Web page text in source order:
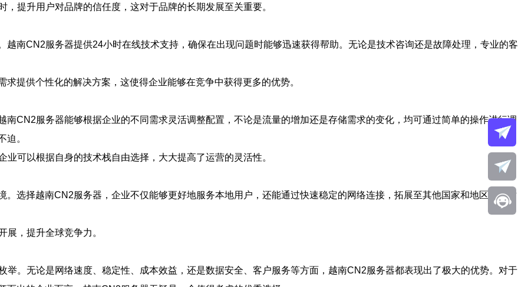
提升用户对品牌的信任度，这对于品牌的长期发展至关重要。
南CN2服务器提供24小时在线技术支持，确保在出现问题时能够迅速获得帮助。无论是技术咨询还是故障处理，专业的客
提供个性化的解决方案，这使得企业能够在竞争中获得更多的优势。
CN2服务器能够根据企业的不同需求灵活调整配置，不论是流量的增加还是存储需求的变化，均可通过简单的操作进行调
迫。
可以根据自身的技术栈自由选择，大大提高了运营的灵活性。
选择越南CN2服务器，企业不仅能够更好地服务本地用户，还能通过快速稳定的网络连接，拓展至其他国家和地区。这对
展，提升全球竞争力。
举。无论是网络速度、稳定性、成本效益，还是数据安全、客户服务等方面，越南CN2服务器都表现出了极大的优势。对于